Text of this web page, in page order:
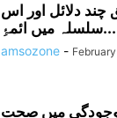
چند دلائل اور اس
سلسلہ میں ائمۂِ...
amsozone -
میں صحت